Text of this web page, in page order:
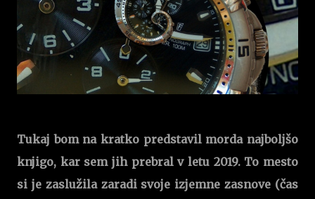
Tukaj bom na kratko predstavil morda najboljšo
knjigo, kar sem jih prebral v letu 2019. To mesto
si je zaslužila zaradi svoje izjemne zasnove (čas